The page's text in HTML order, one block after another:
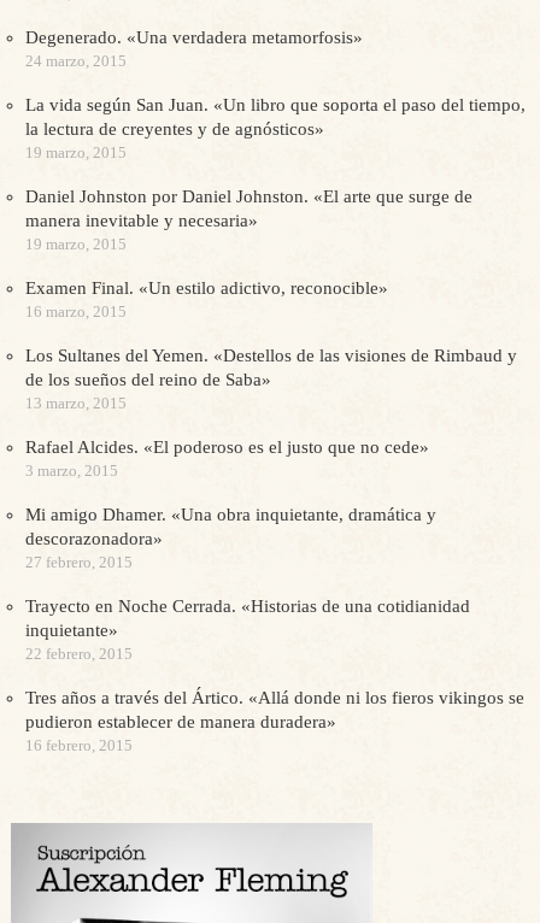
Degenerado. «Una verdadera metamorfosis»
24 marzo, 2015
La vida según San Juan. «Un libro que soporta el paso del tiempo,
la lectura de creyentes y de agnósticos»
19 marzo, 2015
Daniel Johnston por Daniel Johnston. «El arte que surge de
manera inevitable y necesaria»
19 marzo, 2015
Examen Final. «Un estilo adictivo, reconocible»
16 marzo, 2015
Los Sultanes del Yemen. «Destellos de las visiones de Rimbaud y
de los sueños del reino de Saba»
13 marzo, 2015
Rafael Alcides. «El poderoso es el justo que no cede»
3 marzo, 2015
Mi amigo Dhamer. «Una obra inquietante, dramática y
descorazonadora»
27 febrero, 2015
Trayecto en Noche Cerrada. «Historias de una cotidianidad
inquietante»
22 febrero, 2015
Tres años a través del Ártico. «Allá donde ni los fieros vikingos se
pudieron establecer de manera duradera»
16 febrero, 2015